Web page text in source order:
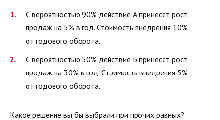
С вероятностью 90% действие А принесет рост
продаж на 5% в год. Стоимость внедрения 10%
от годового оборота.
С вероятностью 50% действие Б принесет рост
продаж на 30% в год. Стоимость внедрения 5%
от годового оборота.
Какое решение вы бы выбрали при прочих равных?